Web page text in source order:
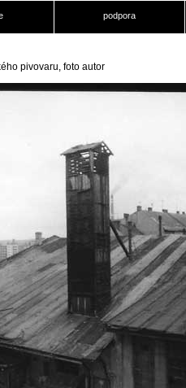
podpora
pivovaru, foto autor